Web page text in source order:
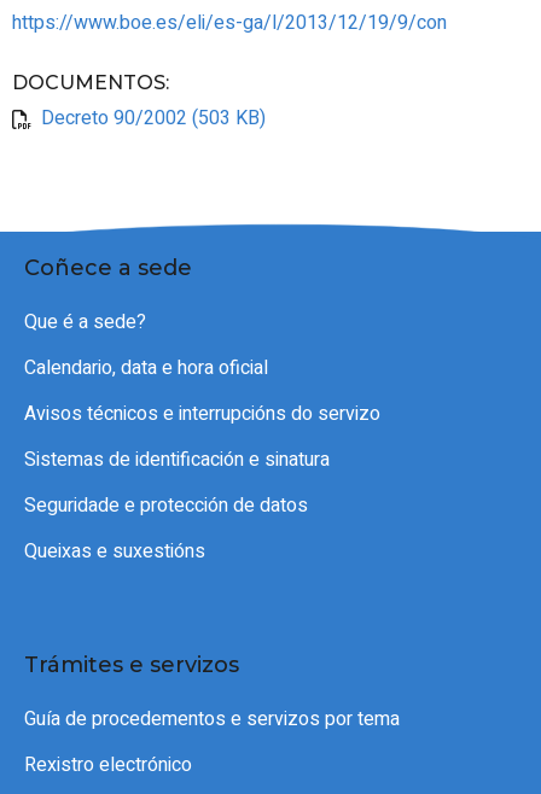
https://www.boe.es/eli/es-ga/l/2013/12/19/9/con
DOCUMENTOS:
Decreto 90/2002 (503 KB)
Coñece a sede
Que é a sede?
Calendario, data e hora oficial
Avisos técnicos e interrupcións do servizo
Sistemas de identificación e sinatura
Seguridade e protección de datos
Queixas e suxestións
Trámites e servizos
Guía de procedementos e servizos por tema
Rexistro electrónico